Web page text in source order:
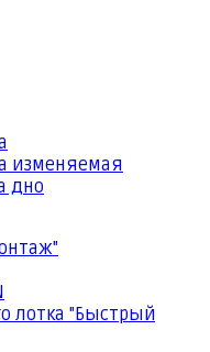
изменяемая
дно
лотка "Быстрый